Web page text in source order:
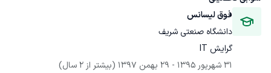
فوق لیسانس
دانشگاه صنعتی شریف
گرایش IT
31 شهریور 1395
- 29 بهمن 1397 (بیشتر از 2 سال)